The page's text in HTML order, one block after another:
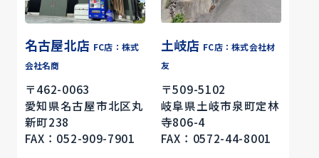
名古屋北店 FC店：株式
会社名商
〒462-0063
愛知県名古屋市北区丸
新町238
FAX：052-909-7901
土岐店 FC店：株式会社材
友
〒509-5102
岐阜県土岐市泉町定林
寺806-4
FAX：0572-44-8001